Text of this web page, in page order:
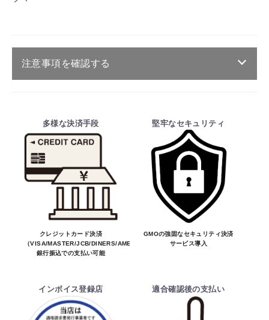
カートへ進む
注意事項を確認する
・ご注文受付後、メーカーに適合確認を行
い、商品の価格・送料及び納期の正式なご連
絡をしてからの決済となっております。
そのため、ご注文後に適合確認を行い、適
合しない場合はキャンセル可能です。
※商品はメーカー品のため予告無く価格が
変わる場合があります。
※商品は予告無く生産及び販売不可となる
場合があります。
でお受けしておりません。
納期を知りたい場合は、一旦ご注文のお手
多様な決済手段
クレジットカード決済
（VISA/MASTER/JCB/DINERS/AMEX）、
銀行振込での支払い可能
堅牢なセキュリティ
GMOの強固なセキュリティ決済
サービス導入
インボイス登録店 適合確認後の支払い